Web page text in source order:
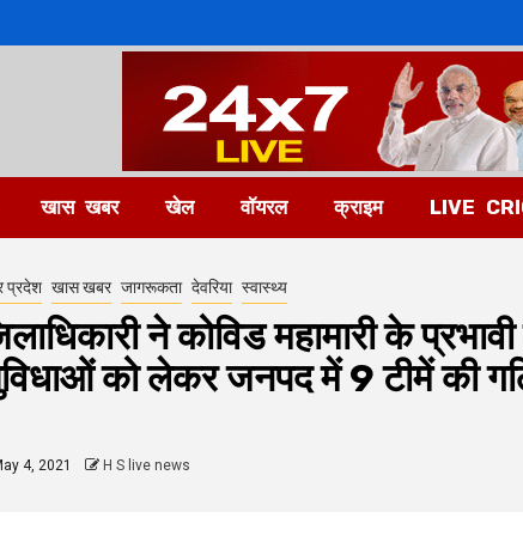
खास खबर खेल वॉयरल क्राइम LIVE
प्रदेश खास खबर जागरूकता देवरिया स्वास्थ्य
ने कोविड महामारी के
को लेकर जनपद में 9 टीमें की
4, 2021 H S live news